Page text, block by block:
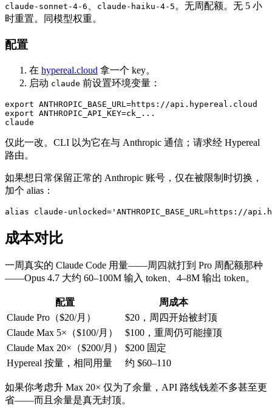
claude-sonnet-4-6 claude-haiku-4-5 。无周配额。无 5 小
时重置。同模型权重。
配置
在 hypereal.cloud 拿一个 key。
启动 claude 前设置环境变量：
export ANTHROPIC_BASE_URL=https://api.hypereal.cloud
export ANTHROPIC_API_KEY=ck_...
仅此一改。CLI 以为它在与 Anthropic 通信；请求经 Hypereal
路由。
如果想日常保留正常的 Anthropic 账号，仅在被限制时切换，
加个 alias：
成本对比
一周真实的 Claude Code 用量——周四就打到 Pro 周配额那种
——Opus 4.7 大约 60–100M 输入 token、4–8M 输出 token。
配置
周成本
Claude Pro（$20/月）
$20，周四开始被封顶
Claude Max 5×（$100/月）
$100，重周仍可能撞顶
Claude Max 20×（$200/月）
$200 固定
Hypereal 按量，相同用量
约 $60–110
如果你考虑升 Max 20× 仅为了余量，API 路线钱差不多甚至更
省——而且余量是真无封顶。